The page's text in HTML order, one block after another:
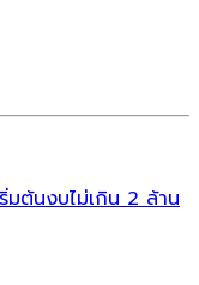
ต้นงบไม่เกิน 2 ล้าน